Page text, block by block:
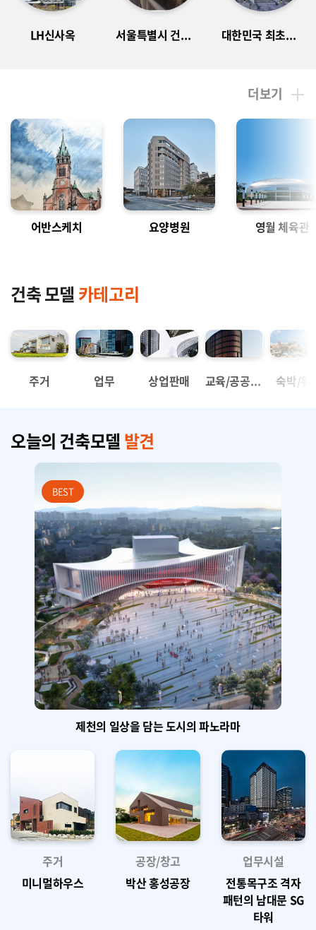
LH신사옥 서울특별시 건축상 대한민국 최초의 돔구장
더보기
어반스케치 요양병원 영월 체육관
건축 모델 카테고리
주거 업무 상업판매 교육/공공/문화 숙박/위
오늘의 건축모델 발견
BEST
제천의 일상을 담는 도시의 파노라마
주거
미니멀하우스
공장/창고
박산 홍성공장
업무시설
전통목구조 격자
패턴의 남대문 SG
타워